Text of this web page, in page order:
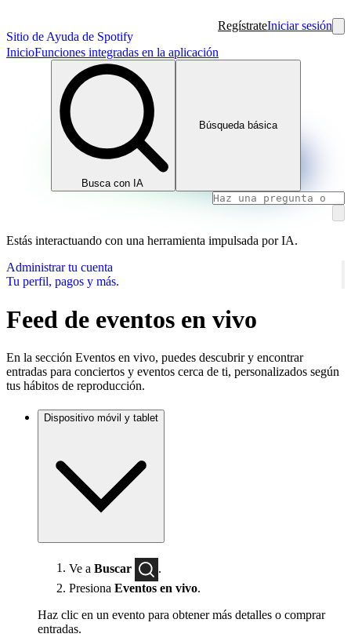
Sitio de Ayuda de Spotify
RegístrateIniciar sesión
InicioFunciones integradas en la aplicación
Busca con IA
Búsqueda básica
Estás interactuando con una herramienta impulsada por IA.
Administrar tu cuenta
Tu perfil, pagos y más.
Feed de eventos en vivo
En la sección Eventos en vivo, puedes descubrir y encontrar
entradas para conciertos y eventos cerca de ti, personalizados según
tus hábitos de reproducción.
Dispositivo móvil y tablet
Ve a Buscar
.
Presiona Eventos en vivo.
Haz clic en un evento para obtener más detalles o comprar
entradas.